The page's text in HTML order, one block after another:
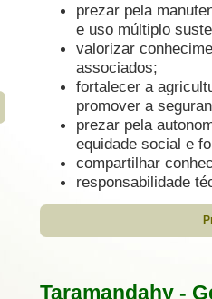
prezar pela
e uso múltiplo
valorizar
associados;
fortalecer a
promover a
prezar pela
equidade social e
compartilhar
responsabilidade
Taramandahy -